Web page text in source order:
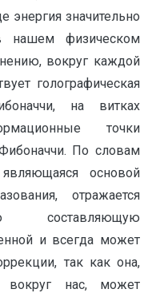
энергия значительно
нашем физическом
вокруг каждой
голографическая
на витках
точки
По словам
основой
отражается
составляющую
и всегда может
так как она,
нас, может